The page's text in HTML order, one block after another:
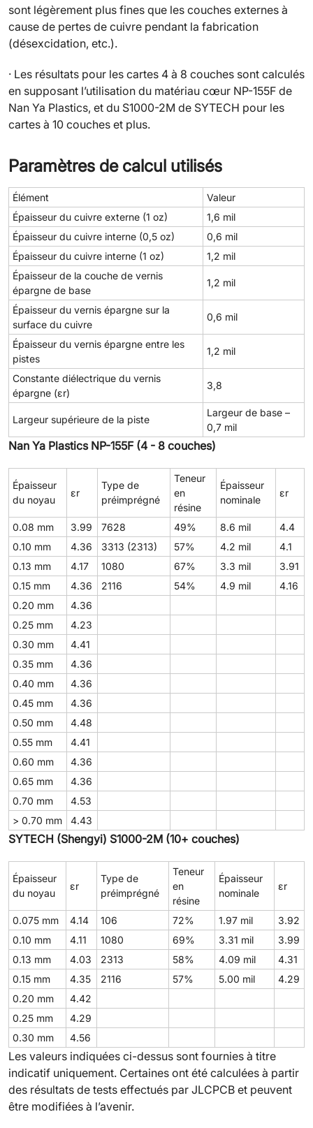
sont légèrement plus fines que les couches externes à
cause de pertes de cuivre pendant la fabrication
(désexcidation, etc.).
· Les résultats pour les cartes 4 à 8 couches sont calculés
en supposant l’utilisation du matériau cœur NP-155F de
Nan Ya Plastics, et du S1000-2M de SYTECH pour les
cartes à 10 couches et plus.
Paramètres de calcul utilisés
Élément
Valeur
Épaisseur du cuivre externe (1 oz)
1,6 mil
Épaisseur du cuivre interne (0,5 oz)
0,6 mil
Épaisseur du cuivre interne (1 oz)
1,2 mil
Épaisseur de la couche de vernis
épargne de base
1,2 mil
Épaisseur du vernis épargne sur la
surface du cuivre
0,6 mil
Épaisseur du vernis épargne entre les
pistes
1,2 mil
Constante diélectrique du vernis
épargne (εr)
3,8
Largeur supérieure de la piste
Largeur de base –
0,7 mil
Nan Ya Plastics NP-155F (4 - 8 couches)
Épaisseur
du noyau
εr
Type de
préimprégné
Teneur
en
résine
Épaisseur
nominale
εr
0.08 mm 3.99 7628 49% 8.6 mil
4.4
0.10 mm
4.36 3313 (2313) 57% 4.2 mil
4.1
0.13 mm
4.17 1080 67% 3.3 mil
3.91
0.15 mm
4.36 2116 54% 4.9 mil
4.16
0.20 mm
4.36
0.25 mm
4.23
0.30 mm
4.41
0.35 mm
4.36
0.40 mm
4.36
0.45 mm
4.36
0.50 mm
4.48
0.55 mm
4.41
0.60 mm
4.36
0.65 mm
4.36
0.70 mm
4.53
> 0.70 mm
4.43
SYTECH (Shengyi) S1000-2M (10+ couches)
Épaisseur
du noyau
εr
Type de
préimprégné
Teneur
en
résine
Épaisseur
nominale
εr
0.075 mm 4.14 106 72% 1.97 mil
3.92
0.10 mm
4.11 1080 69% 3.31 mil
3.99
0.13 mm
4.03 2313 58% 4.09 mil
4.31
0.15 mm
4.35 2116 57% 5.00 mil
4.29
0.20 mm
4.42
0.25 mm
4.29
0.30 mm
4.56
Les valeurs indiquées ci-dessus sont fournies à titre
indicatif uniquement. Certaines ont été calculées à partir
des résultats de tests effectués par JLCPCB et peuvent
être modifiées à l’avenir.